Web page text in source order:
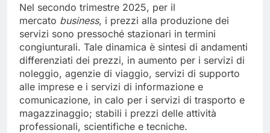
Nel secondo trimestre 2025, per il
mercato business, i prezzi alla produzione dei
servizi sono pressoché stazionari in termini
congiunturali. Tale dinamica è sintesi di andamenti
differenziati dei prezzi, in aumento per i servizi di
noleggio, agenzie di viaggio, servizi di supporto
alle imprese e i servizi di informazione e
comunicazione, in calo per i servizi di trasporto e
magazzinaggio; stabili i prezzi delle attività
professionali, scientifiche e tecniche.